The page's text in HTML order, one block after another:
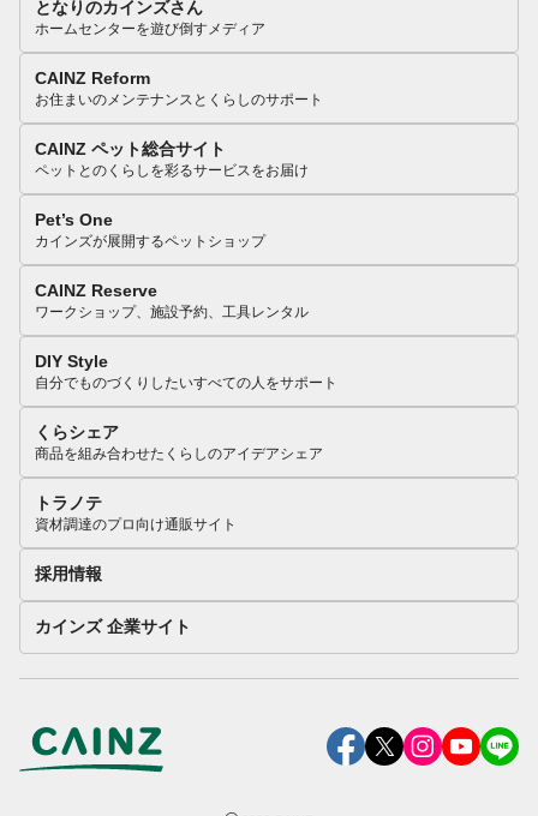
となりのカインズさん
ホームセンターを遊び倒すメディア
CAINZ Reform
お住まいのメンテナンスとくらしのサポート
CAINZ ペット総合サイト
ペットとのくらしを彩るサービスをお届け
Pet’s One
カインズが展開するペットショップ
CAINZ Reserve
ワークショップ、施設予約、工具レンタル
DIY Style
自分でものづくりしたいすべての人をサポート
くらシェア
商品を組み合わせたくらしのアイデアシェア
トラノテ
資材調達のプロ向け通販サイト
採用情報
カインズ 企業サイト